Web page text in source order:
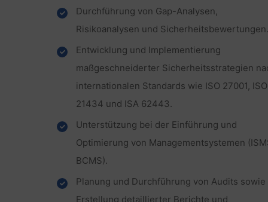
Durchführung von Gap-Analysen,
Risikoanalysen und Sicherheitsbewertungen.
Entwicklung und Implementierung
maßgeschneiderter Sicherheitsstrategien
internationalen Standards wie ISO 27001, ISO
21434 und ISA 62443.
Unterstützung bei der Einführung und
Optimierung von Managementsystemen
BCMS).
Planung und Durchführung von Audits sowie
Erstellung detaillierter Berichte und